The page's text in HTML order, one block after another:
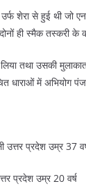
शेरा से हुई थी जो
ही स्मैक तस्करी के
तथा उसकी मुलाकात
धाराओं में अभियोग
उत्तर प्रदेश उम्र 37
प्रदेश उम्र 20 वर्ष